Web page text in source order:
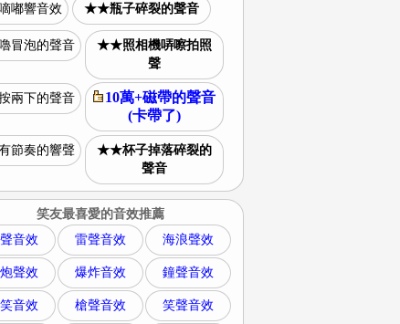
嘟響音效 ★★瓶子碎裂的聲音
冒泡的聲音
★★照相機哢嚓拍照
聲
兩下的聲音
10萬+磁帶的聲音
(卡帶了)
節奏的響聲
★★杯子掉落碎裂的
聲音
笑友最喜愛的音效推薦
音效
雷聲音效 海浪聲效
聲效 爆炸音效 鐘聲音效
音效 槍聲音效 笑聲音效